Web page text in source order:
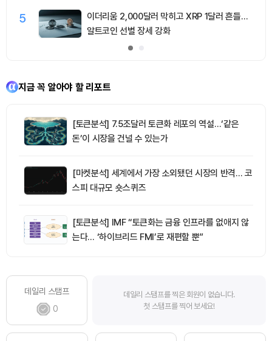
5
이더리움 2,000달러 막히고 XRP 1달러 흔들…
알트코인 선별 장세 강화
지금 꼭 알아야 할 리포트
[토큰분석] 7.5조달러 토큰화 레포의 역설…‘같은
돈’이 시장을 건널 수 있는가
[마켓분석] 세계에서 가장 소외됐던 시장의 반격… 코
스피 대규모 숏스퀴즈
[토큰분석] IMF “토큰화는 금융 인프라를 없애지 않
는다… ‘하이브리드 FMI’로 재편할 뿐”
데일리 스탬프
0
데일리 스탬프를 찍은 회원이 없습니다.
첫 스탬프를 찍어 보세요!